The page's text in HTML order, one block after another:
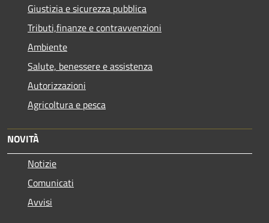
Giustizia e sicurezza pubblica
Tributi,finanze e contravvenzioni
Ambiente
Salute, benessere e assistenza
Autorizzazioni
Agricoltura e pesca
NOVITÀ
Notizie
Comunicati
Avvisi